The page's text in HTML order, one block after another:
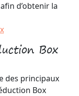
d’obtenir la
Box
des principaux
Box